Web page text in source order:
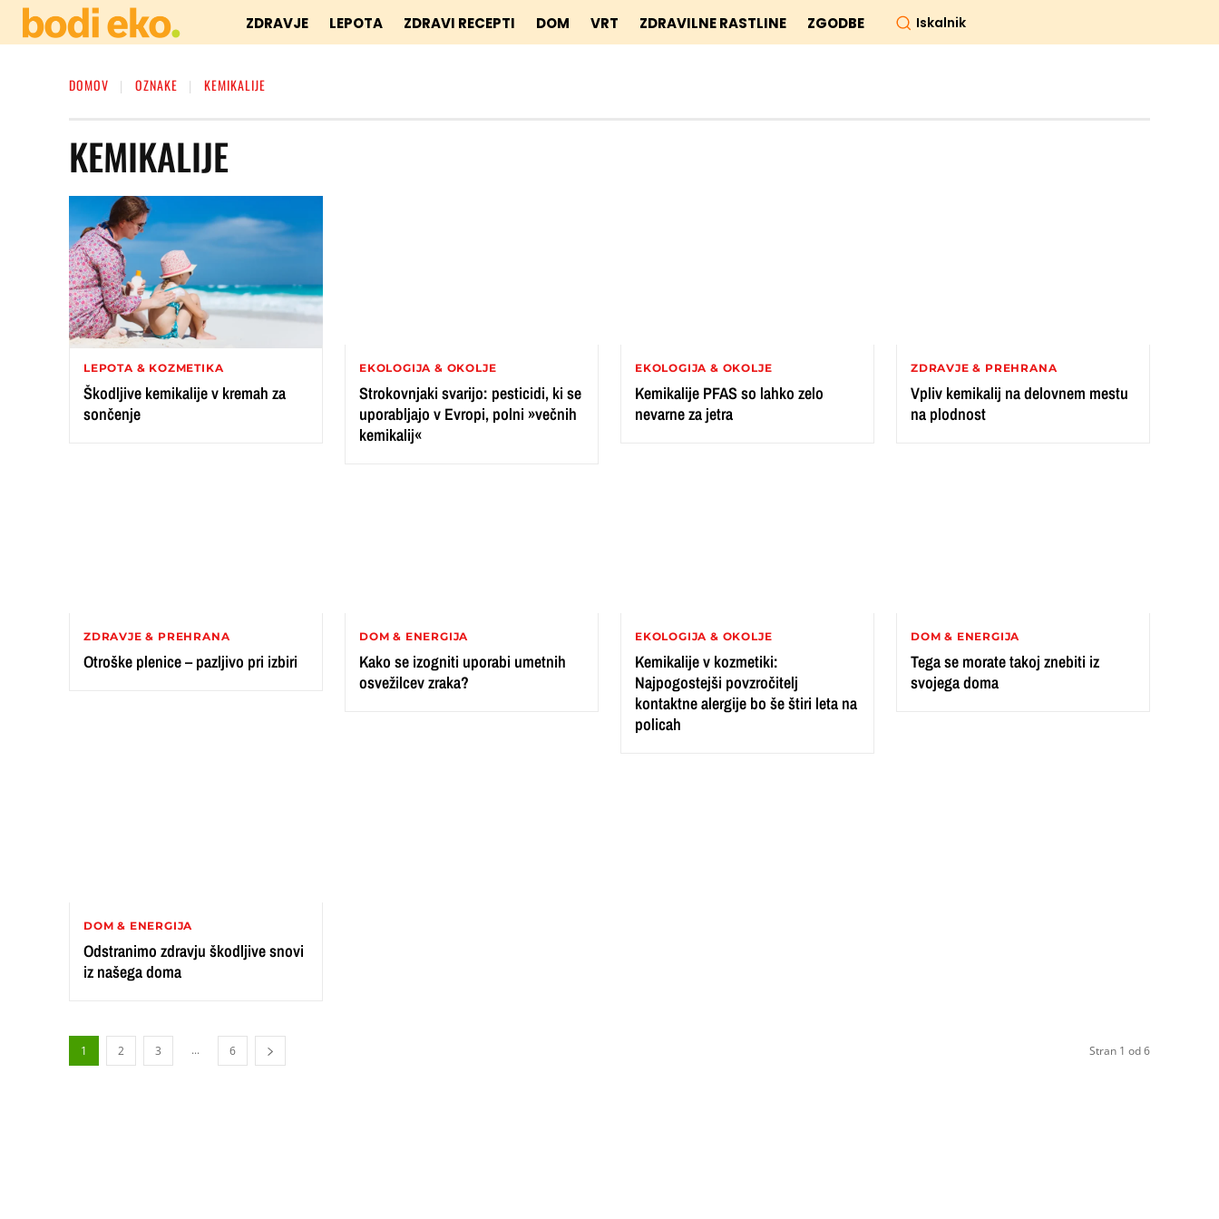
ZDRAVJE LEPOTA ZDRAVI RECEPTI DOM VRT ZDRAVILNE RASTLINE ZGODBE Iskalnik
DOMOV OZNAKE KEMIKALIJE
KEMIKALIJE
LEPOTA & KOZMETIKA
Škodljive kemikalije v kremah za
sončenje
EKOLOGIJA & OKOLJE
Strokovnjaki svarijo: pesticidi, ki se
uporabljajo v Evropi, polni »večnih
kemikalij«
EKOLOGIJA & OKOLJE
Kemikalije PFAS so lahko zelo
nevarne za jetra
ZDRAVJE & PREHRANA
Vpliv kemikalij na delovnem mestu
na plodnost
ZDRAVJE & PREHRANA
Otroške plenice – pazljivo pri izbiri
DOM & ENERGIJA
Kako se izogniti uporabi umetnih
osvežilcev zraka?
EKOLOGIJA & OKOLJE
Kemikalije v kozmetiki:
Najpogostejši povzročitelj
kontaktne alergije bo še štiri leta na
policah
DOM & ENERGIJA
Tega se morate takoj znebiti iz
svojega doma
DOM & ENERGIJA
Odstranimo zdravju škodljive snovi
iz našega doma
1 2 3 ... 6 Stran 1 od 6